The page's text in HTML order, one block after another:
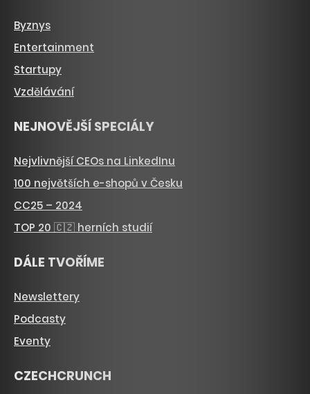
Byznys
Entertainment
Startupy
Vzdělávání
NEJNOVĚJŠÍ SPECIÁLY
Nejvlivnější CEOs na LinkedInu
100 největších e-shopů v Česku
CC25 – 2024
TOP 20 🇨🇿 herních studií
DÁLE TVOŘÍME
Newslettery
Podcasty
Eventy
CZECHCRUNCH